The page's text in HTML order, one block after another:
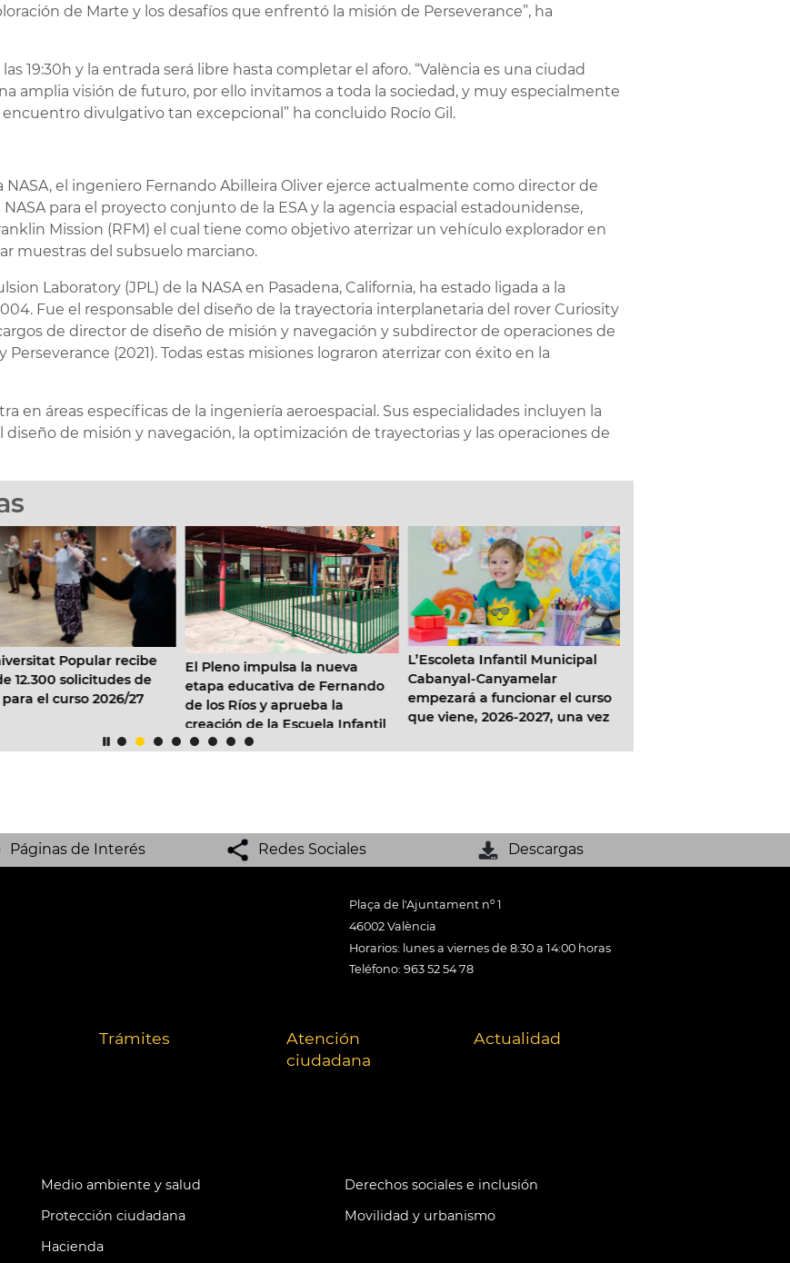
de Marte y los desafíos que enfrentó la misión de Perseverance”, ha
19:30h y la entrada será libre hasta completar el aforo. “València es una ciudad
amplia visión de futuro, por ello invitamos a toda la sociedad, y muy especialmente
encuentro divulgativo tan excepcional” ha concluido Rocío Gil.
NASA, el ingeniero Fernando Abilleira Oliver ejerce actualmente como director de
para el proyecto conjunto de la ESA y la agencia espacial estadounidense,
Mission (RFM) el cual tiene como objetivo aterrizar un vehículo explorador en
muestras del subsuelo marciano.
Laboratory (JPL) de la NASA en Pasadena, California, ha estado ligada a la
Fue el responsable del diseño de la trayectoria interplanetaria del rover Curiosity
de director de diseño de misión y navegación y subdirector de operaciones de
Perseverance (2021). Todas estas misiones lograron aterrizar con éxito en la
en áreas específicas de la ingeniería aeroespacial. Sus especialidades incluyen la
diseño de misión y navegación, la optimización de trayectorias y las operaciones de
Popular recibe
12.300 solicitudes de
el curso 2026/27
El Pleno impulsa la nueva
etapa educativa de Fernando
de los Ríos y aprueba la
creación de la Escuela Infantil
Cabanyal-Canyamelar
L’Escoleta Infantil Municipal
Cabanyal-Canyamelar
empezará a funcionar el curso
que viene, 2026-2027, una vez
gestión
Páginas de Interés Redes Sociales Descargas
Plaça de l'Ajuntament nº 1
46002 València
Horarios: lunes a viernes de 8:30 a 14:00 horas
Teléfono: 963 52 54 78
Trámites
Atención
ciudadana
Actualidad
Medio ambiente y salud
Derechos sociales e inclusión
Protección ciudadana
Movilidad y urbanismo
Hacienda